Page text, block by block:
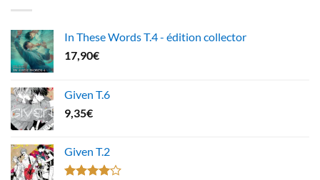
In These Words T.4 - édition collector
17,90€
Given T.6
9,35€
Given T.2